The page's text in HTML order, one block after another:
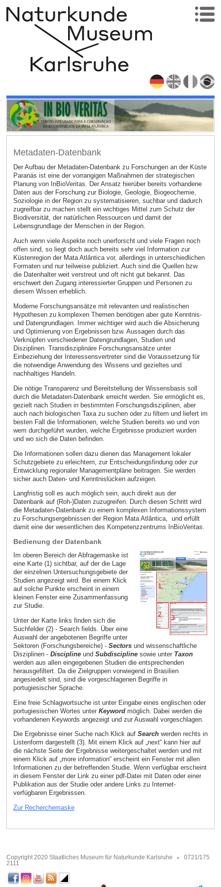
Metadaten-Datenbank
Der Aufbau der Metadaten-Datenbank zu Forschungen an der Küste
Paranás ist eine der vorrangigen Maßnahmen der strategischen
Planung von InBioVeritas. Der Ansatz hierüber bereits vorhandene
Daten aus der Forschung zur Biologie, Geologie, Biogeochemie,
Soziologie in der Region zu systematisieren, suchbar und dadurch
zugreifbar zu machen stellt ein wichtiges Mittel zum Schutz der
Biodiversität, der natürlichen Ressourcen und damit der
Lebensgrundlage der Menschen in der Region.
Auch wenn viele Aspekte noch unerforscht und viele Fragen noch
offen sind, so liegt doch auch bereits sehr viel Information zur
Küstenregion der Mata Atlântica vor, allerdings in unterschiedlichen
Formaten und nur teilweise publiziert. Auch sind die Quellen bzw.
die Datenhalter weit verstreut und oft nicht gut bekannt. Das
erschwert den Zugang interessierter Gruppen und Personen zu
diesem Wissen erheblich.
Moderne Forschungsansätze mit relevanten und realistischen
Hypothesen zu komplexen Themen benötigen aber gute Kenntnis-
und Datengrundlagen. Immer wichtiger wird auch die Absicherung
und Optimierung von Ergebnissen bzw. Aussagen durch das
Verknüpfen verschiedener Datengrundlagen, Studien und
Disziplinen. Transdisziplinäre Forschungsansätze unter
Einbeziehung der Interessensvertreter sind die Voraussetzung für
die notwendige Anwendung des Wissens und gezieltes und
nachhaltiges Handeln.
Die nötige Transparenz und Bereitstellung der Wissensbasis soll
durch die Metadaten-Datenbank erreicht werden. Sie ermöglicht es,
gezielt nach Studien in bestimmten Forschungsdisziplinen, aber
auch nach biologischen Taxa zu suchen oder zu filtern und liefert im
besten Fall die Informationen, welche Studien bereits wo und von
wem durchgeführt wurden, welche Ergebnisse produziert wurden
und wo sich die Daten befinden.
Die Informationen sollen dazu dienen das Management lokaler
Schutzgebiete zu erleichtern, zur Entscheidungsfindung oder zur
Entwicklung regionaler Managementpläne beitragen. Sie werden
sicher auch Daten- und Kenntnislücken aufzeigen.
Langfristig soll es auch möglich sein, auch direkt aus der
Datenbank auf (Roh-)Daten zuzugreifen. Durch diesen Schritt wird
die Metadaten-Datenbank zu einem komplexen Informationssystem
zu Forschungsergebnissen der Region Mata Atlântica, und erfüllt
damit eine der wesentlichen des Kompetenzzentrums InBioVeritas.
Bedienung der Datenbank
Im oberen Bereich der Abfragemaske ist
eine Karte (1) sichtbar, auf der die Lage
der einzelnen Untersuchungsgebiete der
Studien angezeigt wird. Bei einem Klick
auf solche Punkte erscheint in einem
kleinen Fenster eine Zusammenfassung
zur Studie.
Unter der Karte links finden sich die
Suchfelder (2) - Search fields. Über eine
Auswahl der angebotenen Begriffe unter
Sektoren (Forschungsbereiche) - Sectors und wissenschaftliche
Disziplinen - Discipline und Subdisciplinesowie unter Taxon
werden aus allen eingegebenen Studien die entsprechenden
herausgefiltert. Da die Zielgruppen vorwiegend in Brasilien
angesiedelt sind, sind die vorgeschlagenen Begriffe in
portugiesischer Sprache.
Eine freie Schlagwortsuche ist unter Eingabe eines englischen oder
portugiesischen Wortes unter Keyword möglich. Dabei werden die
vorhandenen Keywords angezeigt und zur Auswahl vorgeschlagen.
Die Ergebnisse einer Suche nach Klick auf Search werden rechts in
Listenform dargestellt (3). Mit einem Klick auf „next“ kann hier auf
die nächste Seite der Ergebnisse weitergeschaltet werden und mit
einem Klick auf „more information“ erscheint ein Fenster mit allen
Informationen zu der betreffenden Studie. Wenn verfügbar erscheint
in diesem Fenster der Link zu einer pdf-Datei mit Daten oder einer
Publikation aus der Studie oder andere Links zu Internet-
verfügbaren Ergebnissen.
Zur Recherchemaske
Copyright 2020 Staatliches Museum für Naturkunde Karlsruhe
0721/175
2111